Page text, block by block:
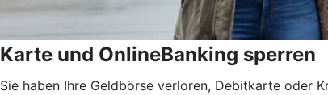
Karte und OnlineBanking sperren
Sie haben Ihre Geldbörse verloren, Debitkarte oder